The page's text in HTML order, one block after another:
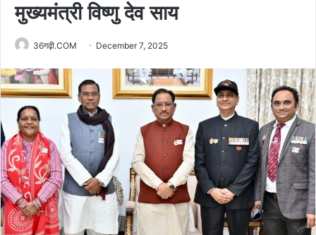
मुख्यमंत्री विष्णु देव साय
36गढ़ी.COM December 7, 2025